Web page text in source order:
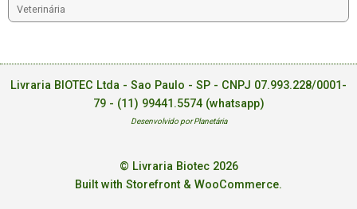
Veterinária
Livraria BIOTEC Ltda - Sao Paulo - SP - CNPJ 07.993.228/0001-
79 - (11) 99441.5574 (whatsapp)
Desenvolvido por Planetária
© Livraria Biotec 2026
Built with Storefront & WooCommerce.